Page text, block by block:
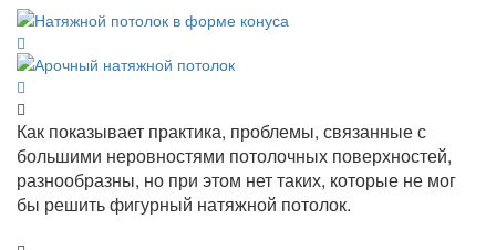
Как показывает практика, проблемы, связанные с
большими неровностями потолочных поверхностей,
разнообразны, но при этом нет таких, которые не мог
бы решить фигурный натяжной потолок.